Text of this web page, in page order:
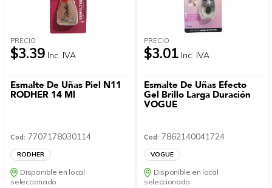
PRECIO
$3.39 Inc. IVA
Esmalte De Uñas Piel N11
RODHER 14 Ml
Cod: 7707178030114
RODHER
Disponible en local
seleccionado
PRECIO
$3.01 Inc. IVA
Esmalte De Uñas Efecto
Gel Brillo Larga Duración
VOGUE
Cod: 7862140041724
VOGUE
Disponible en local
seleccionado